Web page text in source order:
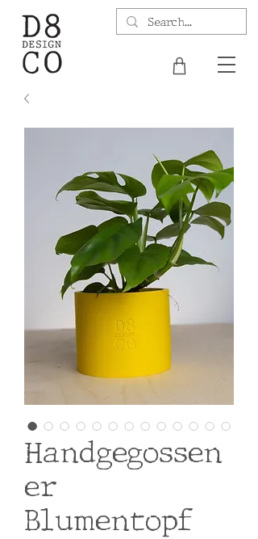
Handgegossen
er
Blumentopf